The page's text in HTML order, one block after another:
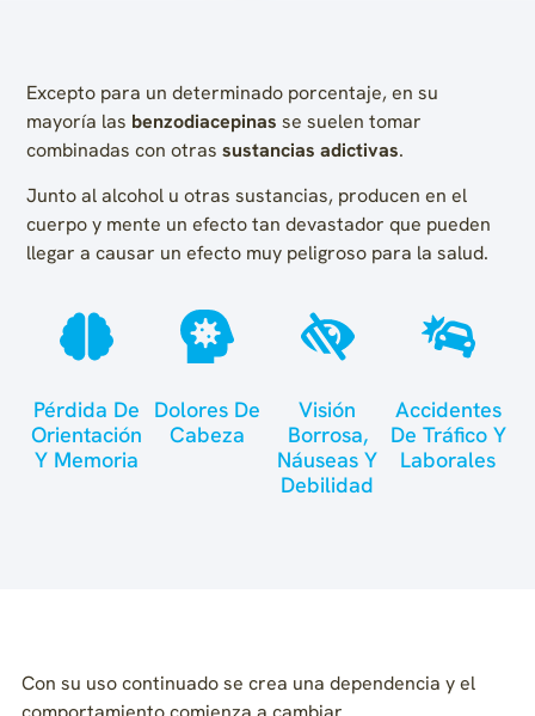
Excepto para un determinado porcentaje, en su
mayoría las benzodiacepinas se suelen tomar
combinadas con otrassustancias adictivas.
Junto al alcohol u otras sustancias, producen en el
cuerpo y mente un efecto tan devastador que pueden
llegar a causar un efecto muy peligroso para la salud.
Pérdida De
Orientación
Y Memoria
Dolores De
Cabeza
Visión
Borrosa,
Náuseas Y
Debilidad
Accidentes
De Tráfico Y
Laborales
Con su uso continuado se crea una dependencia y el